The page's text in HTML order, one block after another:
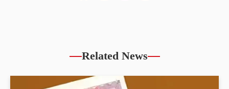
Related News